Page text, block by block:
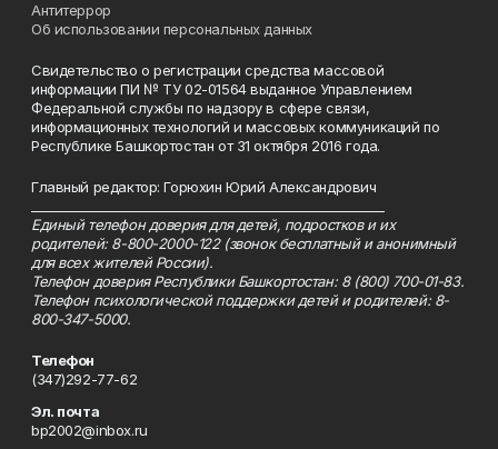
Антитеррор
Об использовании персональных данных
Свидетельство о регистрации средства массовой
информации ПИ № ТУ 02-01564 выданное Управлением
Федеральной службы по надзору в сфере связи,
информационных технологий и массовых коммуникаций по
Республике Башкортостан от 31 октября 2016 года.
Главный редактор: Горюхин Юрий Александрович
Единый телефон доверия для детей, подростков и их
родителей: 8-800-2000-122 (звонок бесплатный и анонимный
для всех жителей России).
Телефон доверия Республики Башкортостан: 8 (800) 700-01-83.
Телефон психологической поддержки детей и родителей: 8-
800-347-5000.
Телефон
(347)292-77-62
Эл. почта
bp2002@inbox.ru